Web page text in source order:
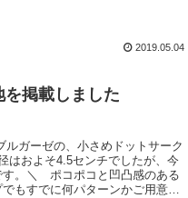
2019.05.04
掲載しました
ガーゼの、小さめドットサーク
はおよそ4.5センチでしたが、今
す。＼ ポコポコと凹凸感のある
もすでに何パターンかご用意が